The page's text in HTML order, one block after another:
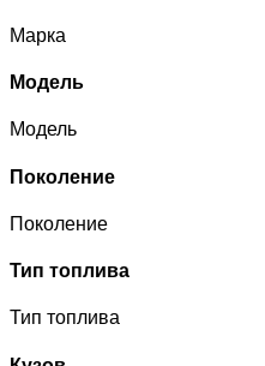
Марка
Модель
Модель
Поколение
Поколение
Тип топлива
Тип топлива